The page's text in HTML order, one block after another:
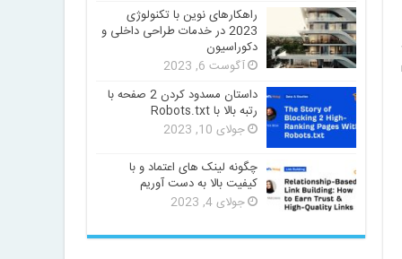
راهکارهای نوین با تکنولوژی
2023 در خدمات طراحی داخلی و
دکوراسیون
آگوست 6, 2023
داستان مسدود کردن 2 صفحه با
رتبه بالا با Robots.txt
جولای 10, 2023
چگونه لینک های اعتماد و با
کیفیت بالا به دست آوریم
جولای 4, 2023